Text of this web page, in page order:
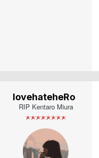
lovehateheRo
RIP Kentaro Miura